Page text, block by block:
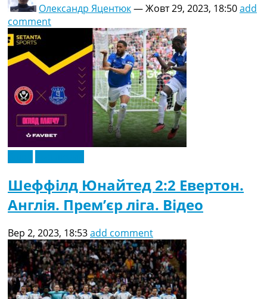
Олександр Яцентюк—Жовт 29, 2023, 18:50add
comment
Шеффілд Юнайтед 2:2 Евертон.
Англія. Прем’єр ліга. Відео
Вер 2, 2023, 18:53add comment